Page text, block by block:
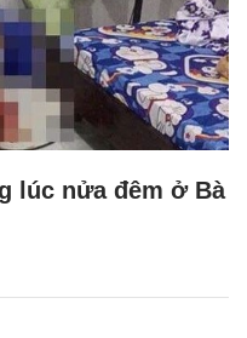
lúc nửa đêm ở Bà